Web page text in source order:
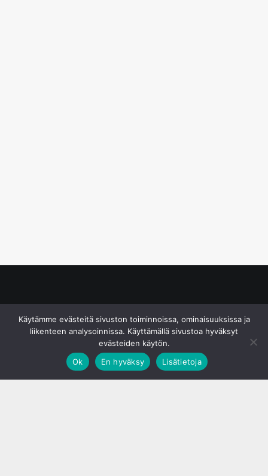
Käytämme evästeitä sivuston toiminnoissa, ominaisuuksissa ja
liikenteen analysoinnissa. Käyttämällä sivustoa hyväksyt
evästeiden käytön.
Ok
En hyväksy Lisätietoja